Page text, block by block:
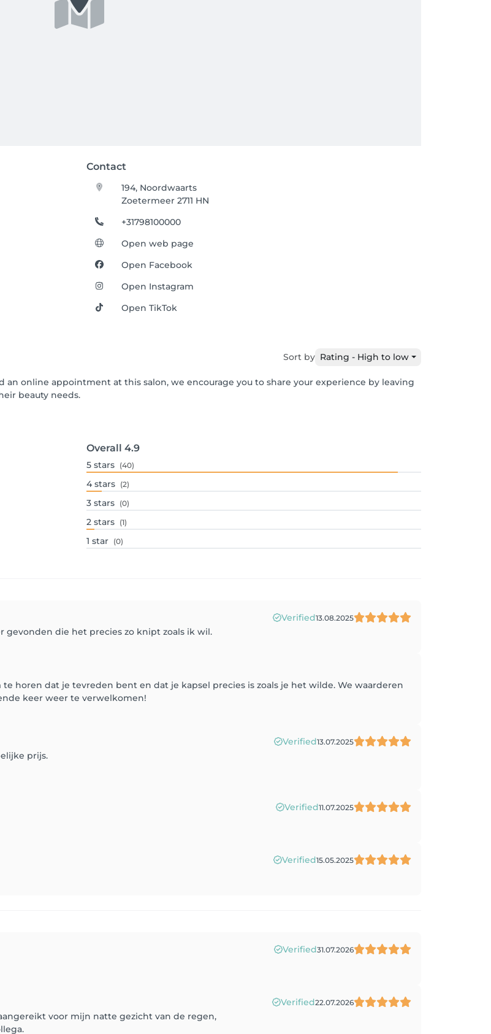
Contact
194, Noordwaarts
Zoetermeer 2711 HN
+31798100000
Open web page
Open Facebook
Open Instagram
Open TikTok
Sort by Rating - High to low
an online appointment at this salon, we encourage you to share your experience by leaving
beauty needs.
Overall 4.9
5 stars (40)
4 stars (2)
3 stars (0)
2 stars (1)
1 star (0)
Verified13.08.2025
die het precies zo knipt zoals ik wil.
horen dat je tevreden bent en dat je kapsel precies is zoals je het wilde. We waarderen
keer weer te verwelkomen!
Verified13.07.2025
prijs.
Verified11.07.2025
Verified15.05.2025
Verified31.07.2026
Verified22.07.2026
voor mijn natte gezicht van de regen,